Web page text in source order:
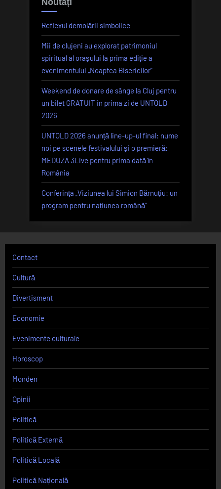
Noutăți
Reflexul demolării simbolice
Mii de clujeni au explorat patrimoniul
spiritual al orașului la prima ediție a
evenimentului „Noaptea Bisericilor”
Weekend de donare de sânge la Cluj pentru
un bilet GRATUIT in prima zi de UNTOLD
2026
UNTOLD 2026 anunță line-up-ul final: nume
noi pe scenele festivalului și o premieră:
MEDUZA 3Live pentru prima dată în
România
Conferința „Viziunea lui Simion Bărnuțiu: un
program pentru națiunea română”
Contact
Cultură
Divertisment
Economie
Evenimente culturale
Horoscop
Monden
Opinii
Politică
Politică Externă
Politică Locală
Politică Națională